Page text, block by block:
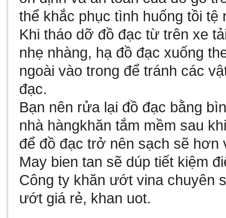
thể khắc phục tình huống tồi tệ
Khi tháo dỡ đồ đạc từ trên xe
nhẹ nhàng, hạ đồ đạc xuống
ngoài vào trong để tránh các
đạc.
Bạn nên rửa lại đồ đạc bằng
nhà hàngkhăn tắm mềm sau
để đồ đạc trở nên sạch sẽ hơn
May bien tan sẽ dúp tiết kiệm
Công ty khăn ướt vina chuyên
ướt giá rẻ, khan uot.